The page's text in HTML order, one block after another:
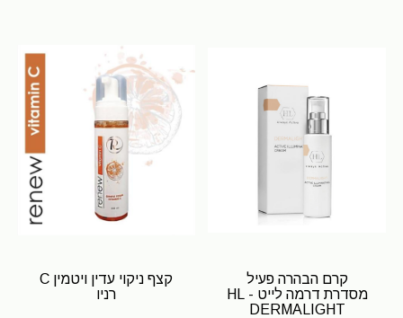
קרם הבהרה פעיל
מסדרת דרמה לייט - HL
DERMALIGHT
קצף ניקוי עדין ויטמין C
רניו